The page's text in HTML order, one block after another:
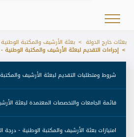
بعثات خارج الدولة بعثة الأرشيف والمكتبة
إجراءات التقديم لبعثة الأرشيف والمكتبة الوطنية